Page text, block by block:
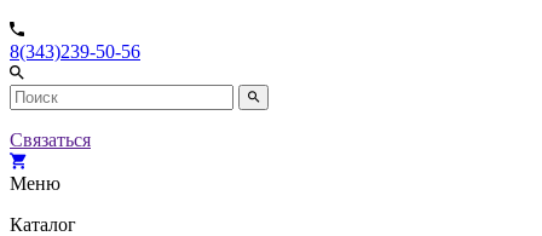
8(343)239-50-56
Связаться
Меню
Каталог